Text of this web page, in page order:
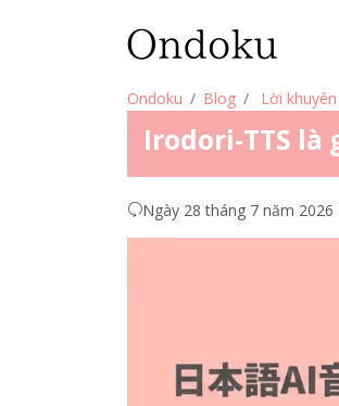
Ondoku Blog Lời khuyên
Irodori-TTS
Ngày 28 tháng 7 năm 2026